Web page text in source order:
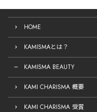
HOME
KAMISMAとは？
KAMISMA BEAUTY
KAMI CHARISMA 概要
KAMI CHARISMA 受賞